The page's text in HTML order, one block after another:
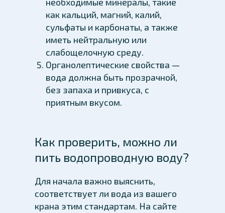
необходимые минералы, такие
как кальций, магний, калий,
сульфаты и карбонаты, а также
иметь нейтральную или
слабощелочную среду.
Органолептические свойства —
вода должна быть прозрачной,
без запаха и привкуса, с
приятным вкусом.
Как проверить, можно ли
пить водопроводную воду?
Для начала важно выяснить,
соответствует ли вода из вашего
крана этим стандартам. На сайте